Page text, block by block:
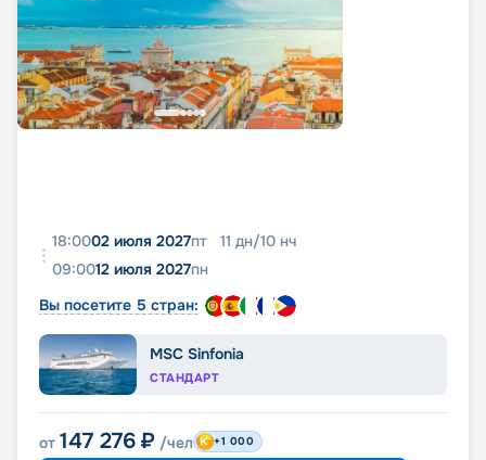
18:0002 июля 2027пт 11 дн/10 нч
09:0012 июля 2027пн
Вы посетите 5 стран:
MSC Sinfonia
СТАНДАРТ
от 147 276 ₽ /чел +1 000